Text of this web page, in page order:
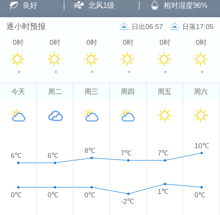
良好 北风1级 相对湿度96%
逐小时预报 日出06:57 日落17:05
0时
°
0时
°
0时
°
0时
°
0时
°
0时
°
今天 周二 周三 周四 周五 周六
6℃ 6℃
8℃ 7℃ 7℃
10℃
0℃ 0℃ 0℃
-2℃
1℃ 0℃